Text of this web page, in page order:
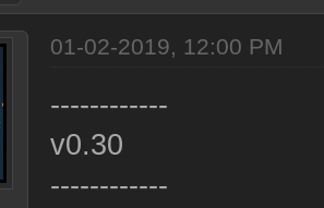
01-02-2019, 12:00 PM
------------
v0.30
------------